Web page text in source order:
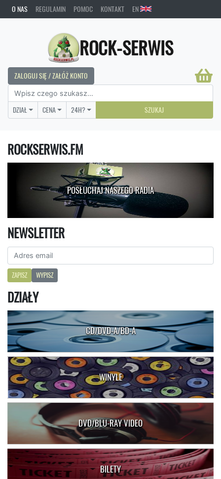
O NAS REGULAMIN POMOC KONTAKT EN
ROCK-SERWIS
ZALOGUJ SIĘ / ZAŁÓŻ KONTO
DZIAŁ CENA 24H? SZUKAJ
ROCKSERWIS.FM
POSŁUCHAJ NASZEGO RADIA
NEWSLETTER
ZAPISZ WYPISZ
DZIAŁY
CD/DVD-A/BD-A
WINYLE
DVD/BLU-RAY VIDEO
BILETY